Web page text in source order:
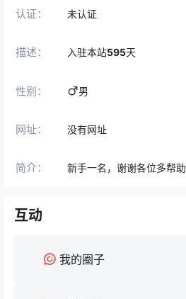
认证： 未认证
描述： 入驻本站595天
性别： 男
网址： 没有网址
简介： 新手一名，谢谢各位多帮助
互动
我的圈子